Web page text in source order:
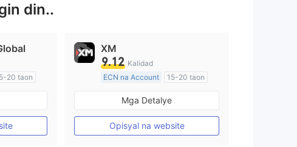
din..
20 taon
MT4
XM
9.12 Kalidad
ECN na Account
15-20 taon
Kinokontrol sa Australia
Paggawa ng Market (MM)
Pangunahing label na MT4
Mga Detalye
Opisyal na website